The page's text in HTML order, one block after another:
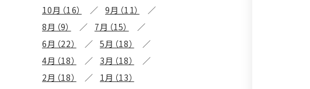
10月（16）
9月（11）
8月（9）
7月（15）
6月（22）
5月（18）
4月（18）
3月（18）
2月（18）
1月（13）